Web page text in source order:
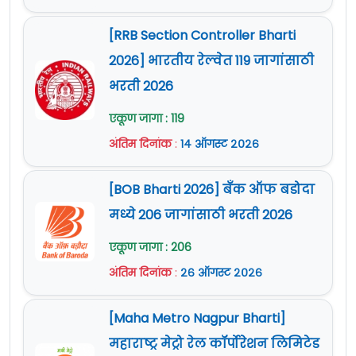
Narcotics Control Bureau
(NCB)
22
SSC GD Bharti 2025 Educational
Qualifications
पदांचे नाव शारीरिक पात्रता
GD कॉन्स्टेबल (जनरल ड्युटी)
Information about SSC GD Constable
Recruitment 2025 PET-SSC GD PET
पुरुष/
उंची
छाती
[RRB Section Controller Bharti
2026] भारतीय रेल्वेत 119 जागांसाठी
भरती 2026
एकूण जागा : 119
अंतिम दिनांक: १४ ऑगस्ट २०२६
[BOB Bharti 2026] बँक ऑफ बडोदा
मध्ये 206 जागांसाठी भरती 2026
एकूण जागा : 206
अंतिम दिनांक: २६ ऑगस्ट २०२६
[Maha Metro Nagpur Bharti]
महाराष्ट्र मेट्रो रेल कॉर्पोरेशन लिमिटेड